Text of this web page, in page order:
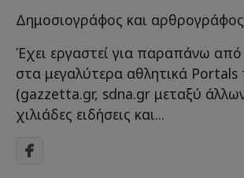
Δημοσιογράφος και αρθρογράφος
Έχει εργαστεί για παραπάνω
στα μεγαλύτερα αθλητικά Portals
(gazzetta.gr, sdna.gr μεταξύ
χιλιάδες ειδήσεις και...